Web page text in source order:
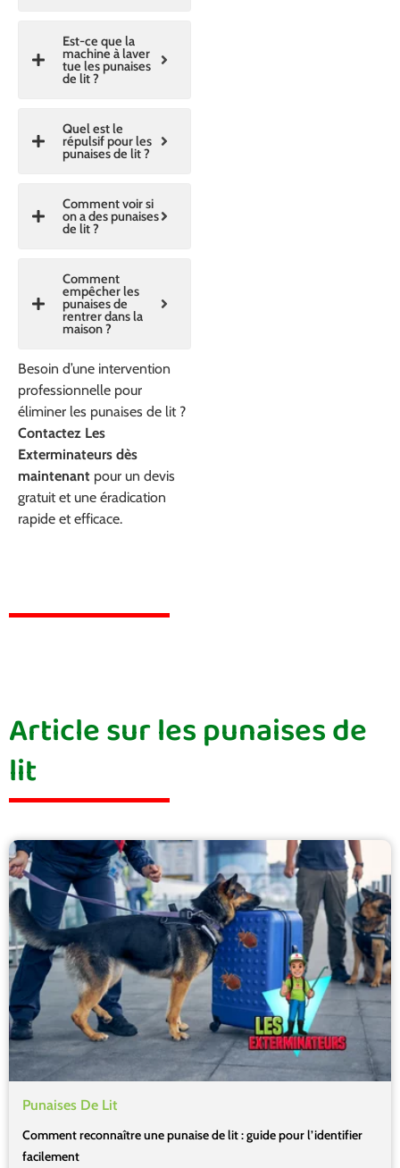
Est-ce que la
machine à laver
tue les punaises
de lit ?
Quel est le
répulsif pour les
punaises de lit ?
Comment voir si
on a des punaises
de lit ?
Comment
empêcher les
punaises de
rentrer dans la
maison ?
Besoin d’une intervention
professionnelle pour
éliminer les punaises de lit ?
Contactez Les
Exterminateurs dès
maintenant pour un devis
gratuit et une éradication
rapide et efficace.
Article sur les punaises de
lit
Punaises De Lit
Comment reconnaître une punaise de lit : guide pour l’identifier
facilement